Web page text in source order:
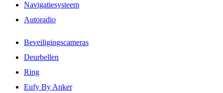
Navigatiesysteem
Autoradio
Beveiligingscameras
Deurbellen
Ring
Eufy By Anker